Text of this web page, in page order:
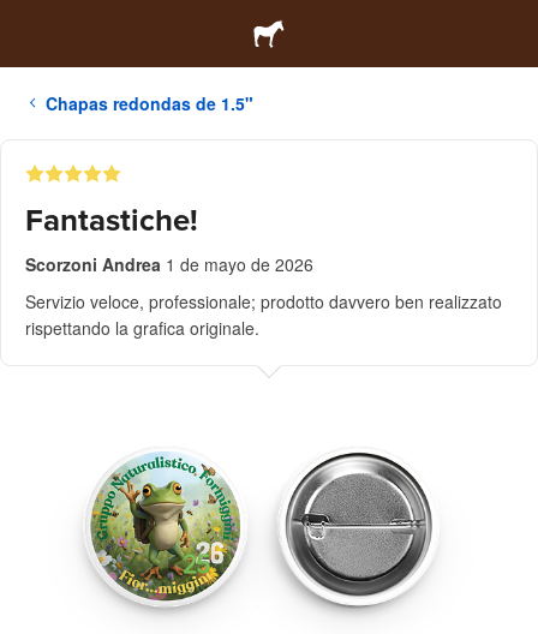
Chapas redondas de 1.5"
Fantastiche!
Scorzoni Andrea 1 de mayo de 2026
Servizio veloce, professionale; prodotto davvero ben realizzato
rispettando la grafica originale.